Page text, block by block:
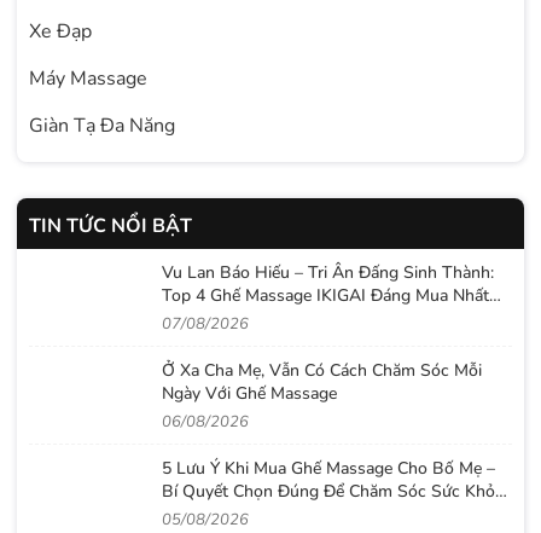
Xe Đạp
Máy Massage
Giàn Tạ Đa Năng
TIN TỨC NỔI BẬT
Vu Lan Báo Hiếu – Tri Ân Đấng Sinh Thành:
Top 4 Ghế Massage IKIGAI Đáng Mua Nhất
2026
07/08/2026
Ở Xa Cha Mẹ, Vẫn Có Cách Chăm Sóc Mỗi
Ngày Với Ghế Massage
06/08/2026
5 Lưu Ý Khi Mua Ghế Massage Cho Bố Mẹ –
Bí Quyết Chọn Đúng Để Chăm Sóc Sức Khỏe
Lâu Dài
05/08/2026